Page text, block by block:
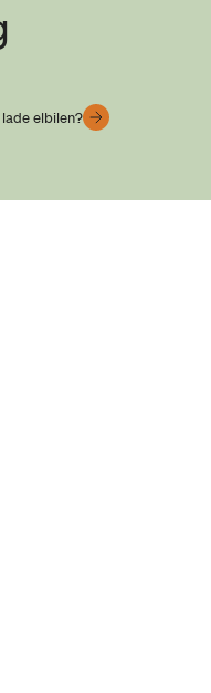
elbilen?